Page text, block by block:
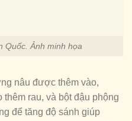
Quốc. Ảnh minh họa
nâu được thêm vào,
rau, và bột đậu phộng
để tăng độ sánh giúp